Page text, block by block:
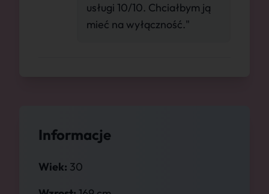
Informacje
Wiek: 30
usługi 10/10. Chciałbym ją
mieć na wyłączność."